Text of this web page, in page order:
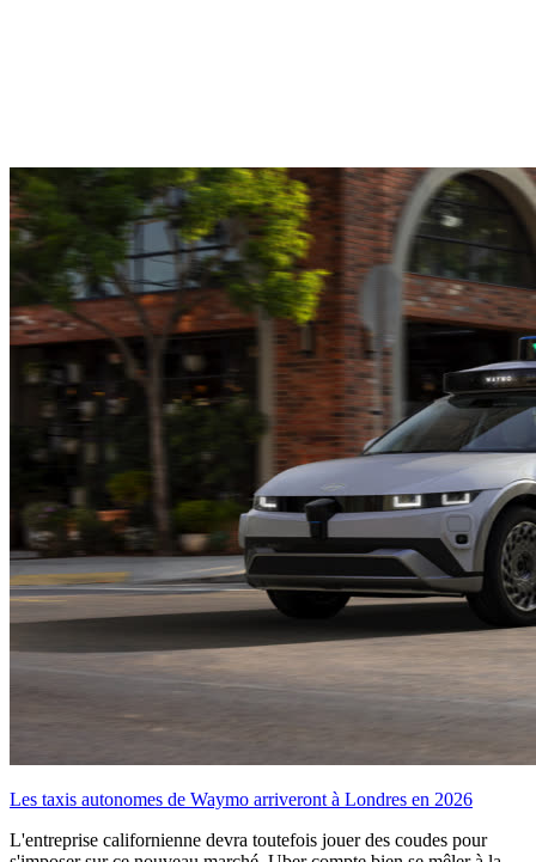
Les taxis autonomes de Waymo arriveront à Londres en 2026
L'entreprise californienne devra toutefois jouer des coudes pour